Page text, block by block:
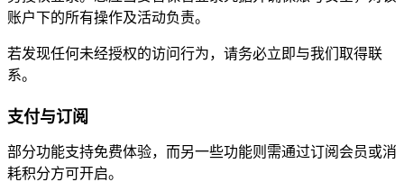
账户下的所有操作及活动负责。
若发现任何未经授权的访问行为，请务必立即与我们取得联
系。
支付与订阅
部分功能支持免费体验，而另一些功能则需通过订阅会员或消
耗积分方可开启。